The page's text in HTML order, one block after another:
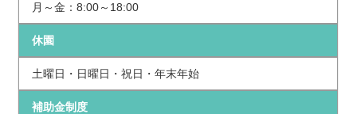
月～金：8:00～18:00
休園
土曜日・日曜日・祝日・年末年始
補助金制度